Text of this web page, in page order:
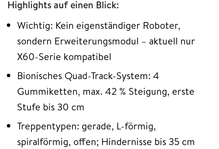
Highlights auf einen Blick:
Wichtig: Kein eigenständiger Roboter,
sondern Erweiterungsmodul – aktuell nur
X60-Serie kompatibel
Bionisches Quad-Track-System: 4
Gummiketten, max. 42 % Steigung, erste
Stufe bis 30 cm
Treppentypen: gerade, L-förmig,
spiralförmig, offen; Hindernisse bis 35 cm